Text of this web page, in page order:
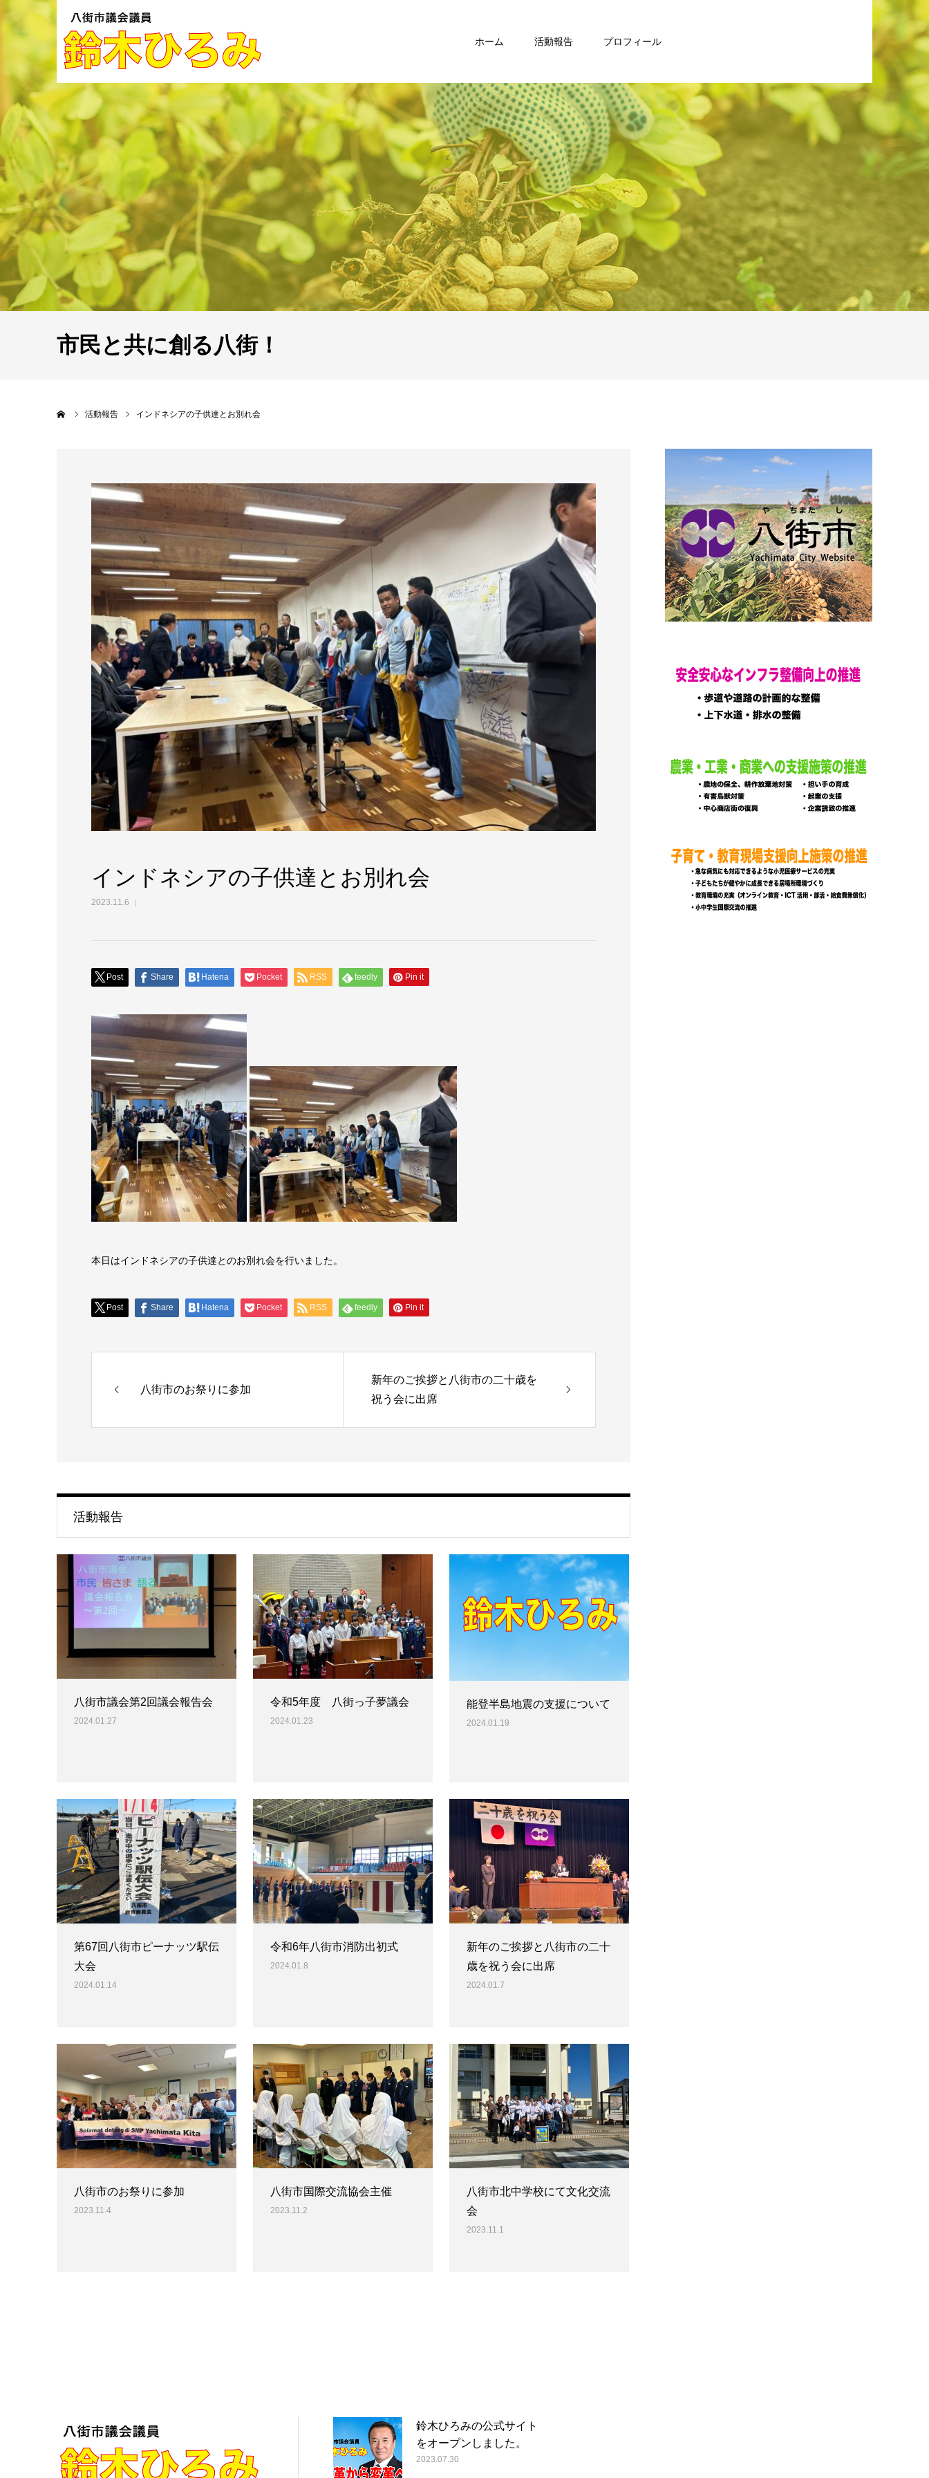
ホーム 活動報告 プロフィール
市民と共に創る八街！
活動報告 インドネシアの子供達とお別れ会
インドネシアの子供達とお別れ会
2023.11.6
Post Share Hatena Pocket RSS feedly Pin it
本日はインドネシアの子供達とのお別れ会を行いました。
Post Share Hatena Pocket RSS feedly Pin it
八街市のお祭りに参加
新年のご挨拶と八街市の二十歳を
祝う会に出席
活動報告
八街市議会第2回議会報告会
2024.01.27
令和5年度 八街っ子夢議会
2024.01.23
能登半島地震の支援について
2024.01.19
第67回八街市ピーナッツ駅伝
大会
2024.01.14
令和6年八街市消防出初式
2024.01.8
新年のご挨拶と八街市の二十
歳を祝う会に出席
2024.01.7
八街市のお祭りに参加
2023.11.4
八街市国際交流協会主催
2023.11.2
八街市北中学校にて文化交流
会
2023.11.1
鈴木ひろみの公式サイト
をオープンしました。
2023.07.30